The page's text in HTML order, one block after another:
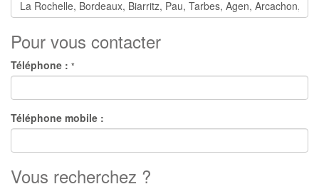
Pour vous contacter
Téléphone : *
Téléphone mobile :
Vous recherchez ?